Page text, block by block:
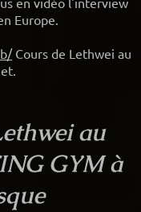
Europe.
Cours de Lethwei au
au
GYM à